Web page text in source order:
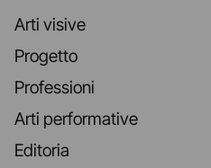
Arti visive
Progetto
Professioni
Arti performative
Editoria